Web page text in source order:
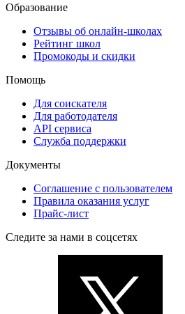
Образование
Отзывы об онлайн-школах
Рейтинг школ
Промокоды и скидки
Помощь
Для соискателя
Для работодателя
API сервиса
Служба поддержки
Документы
Соглашение с пользователем
Правила оказания услуг
Прайс-лист
Следите за нами в соцсетях